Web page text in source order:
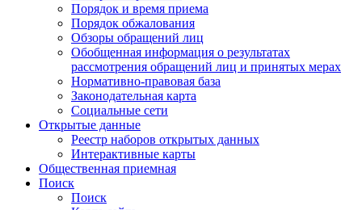
Порядок и время приема
Порядок обжалования
Обзоры обращений лиц
Обобщенная информация о результатах
рассмотрения обращений лиц и принятых мерах
Нормативно-правовая база
Законодательная карта
Социальные сети
Открытые данные
Реестр наборов открытых данных
Интерактивные карты
Общественная приемная
Поиск
Поиск